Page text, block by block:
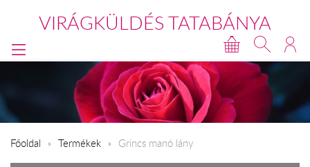
VIRÁGKÜLDÉS TATABÁNYA
Főoldal Termékek Grincs manó lány